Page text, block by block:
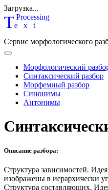
Загрузка...
Text
Processing
Сервис морфологического
Морфологический
Синтаксический разбор
Морфемный разбор
Синонимы
Антонимы
Описание разбора:
Структура зависимостей.
изображены в иерархически
Структура составляющих.